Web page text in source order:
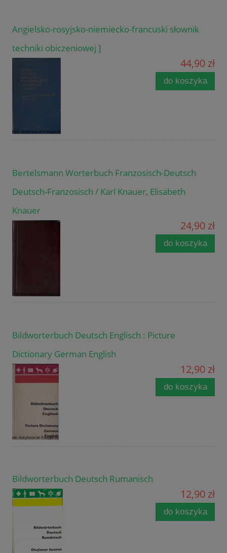
Angielsko-rosyjsko-niemiecko-francuski słownik
techniki obiczeniowej ]
44,90 zł
do koszyka
Bertelsmann Worterbuch Franzosisch-Deutsch
Deutsch-Franzosisch / Karl Knauer, Elisabeth
Knauer
24,90 zł
do koszyka
Bildworterbuch Deutsch Englisch : Picture
Dictionary German English
12,90 zł
do koszyka
Bildworterbuch Deutsch Rumanisch
12,90 zł
do koszyka